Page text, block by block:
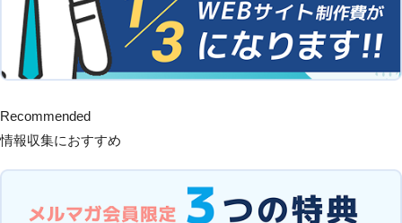
Recommended
情報収集におすすめ